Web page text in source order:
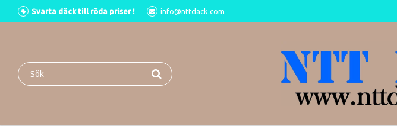
Svarta däck till röda priser ! info@nttdack.com